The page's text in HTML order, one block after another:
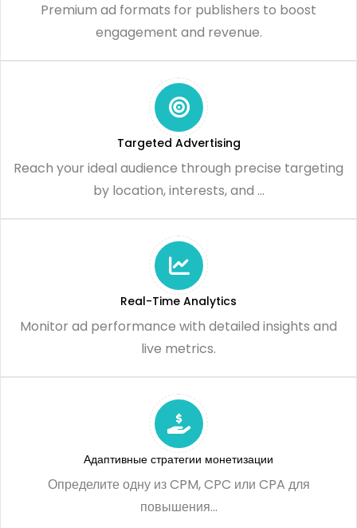
Premium ad formats for publishers to boost
engagement and revenue.
Targeted Advertising
Reach your ideal audience through precise targeting
by location, interests, and ...
Real-Time Analytics
Monitor ad performance with detailed insights and
live metrics.
Адаптивные стратегии монетизации
Определите одну из CPM, CPC или CPA для
повышения...